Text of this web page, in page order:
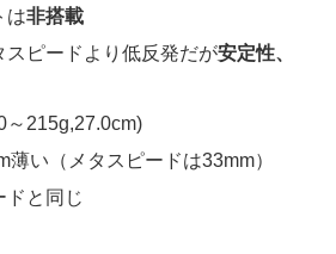
は非搭載
スピードより低反発だが安定性、
～215g,27.0cm)
薄い（メタスピードは33mm）
ドと同じ